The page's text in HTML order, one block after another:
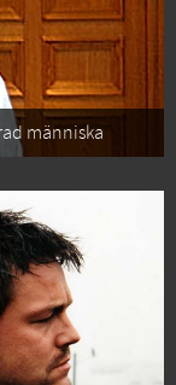
människa